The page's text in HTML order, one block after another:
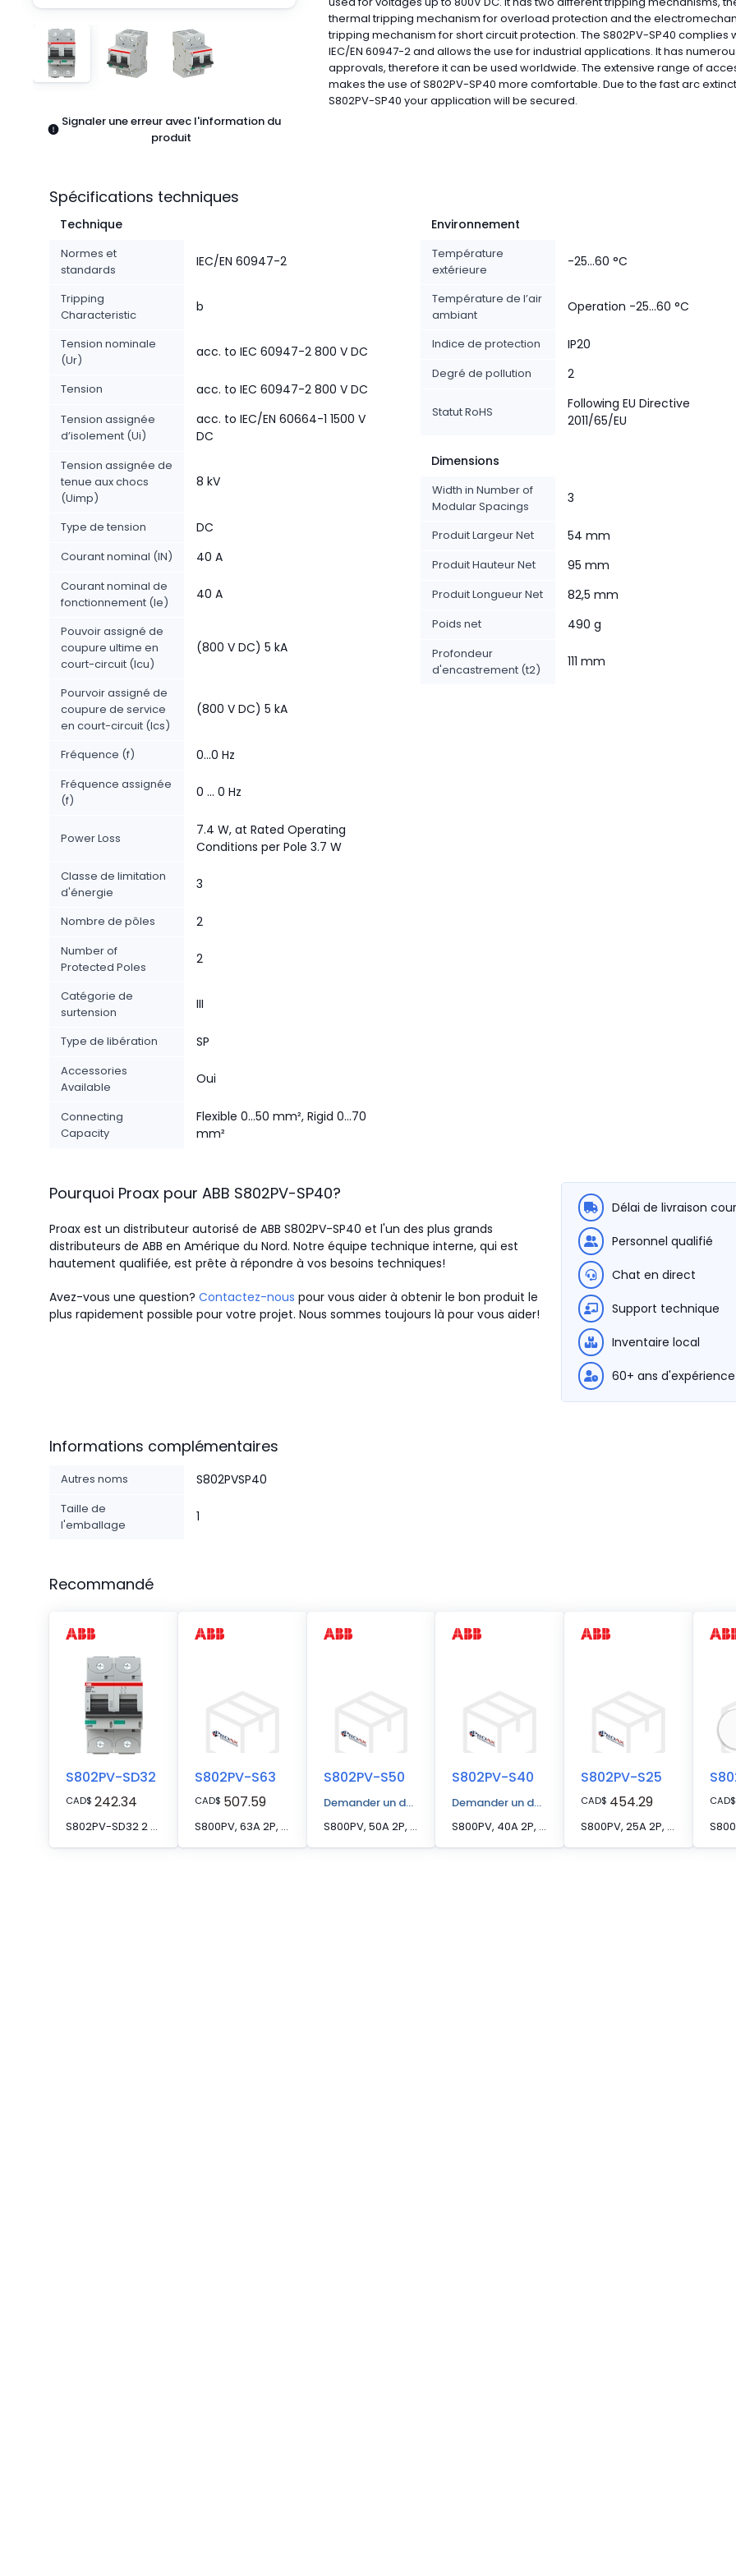
Pneumatiques
Produits d'alimentation
Relais
Robotique
Capteurs et vision industrielle
Blocs terminauxSignaler une erreur avec l'information du
produit
thermal tripping mechanism for overload protection and the
tripping mechanism for short circuit protection. The S802PV-SP40 complies
IEC/EN 60947-2 and allows the use for industrial applications. It has
approvals, therefore it can be used worldwide. The extensive range of
makes the use of S802PV-SP40 more comfortable. Due to the fast arc
S802PV-SP40 your application will be secured.
Spécifications techniques
Technique
Normes et
standards
IEC/EN 60947-2
Tripping
Characteristic
b
Tension nominale
(Ur)
acc. to IEC 60947-2 800 V DC
Tension acc. to IEC 60947-2 800 V DC
Tension assignée
d’isolement (Ui)
acc. to IEC/EN 60664-1 1500 V
DC
Tension assignée de
tenue aux chocs
(Uimp)
8 kV
Type de tension DC
Courant nominal (IN) 40 A
Courant nominal de
fonctionnement (Ie)
40 A
Pouvoir assigné de
coupure ultime en
court-circuit (Icu)
(800 V DC) 5 kA
Pourvoir assigné de
coupure de service
en court-circuit (Ics)
(800 V DC) 5 kA
Fréquence (f) 0...0 Hz
Fréquence assignée
(f)
0 ... 0 Hz
Power Loss
7.4 W, at Rated Operating
Conditions per Pole 3.7 W
Classe de limitation
d'énergie
3
Nombre de pôles 2
Number of
Protected Poles
2
Catégorie de
surtension
III
Type de libération SP
Accessories
Available
Oui
Connecting
Capacity
Flexible 0...50 mm², Rigid 0...70
mm²
Environnement
Température
extérieure
-25...60 °C
Température de l’air
ambiant
Operation -25...60 °C
Indice de protection IP20
Degré de pollution 2
Statut RoHS
Following EU Directive
2011/65/EU
Dimensions
Width in Number of
Modular Spacings
3
Produit Largeur Net 54 mm
Produit Hauteur Net 95 mm
Produit Longueur Net 82,5 mm
Poids net 490 g
Profondeur
d'encastrement (t2)
111 mm
Pourquoi Proax pour ABB S802PV-SP40?
Proax est un distributeur autorisé de ABB S802PV-SP40 et l'un des plus grands
distributeurs de ABB en Amérique du Nord. Notre équipe technique interne, qui est
hautement qualifiée, est prête à répondre à vos besoins techniques!
Avez-vous une question? Contactez-nous pour vous aider à obtenir le bon produit le
plus rapidement possible pour votre projet. Nous sommes toujours là pour vous aider!
Délai de livraison
Personnel qualifié
Chat en direct
Support technique
Inventaire local
60+ ans d'expérience
Informations complémentaires
Autres noms S802PVSP40
Taille de
l'emballage
1
Recommandé
S802PV-SD32
CAD$ 242.34
S802PV-SD32 2 Pole DC main switch 32A 1.5kA 800VDC DC main switch
S802PV-S63
CAD$ 507.59
S800PV, 63A 2P, S CURVE IEC
S802PV-S50
Demander un devis
S800PV, 50A 2P, S CURVE IEC
S802PV-S40
Demander un devis
S800PV, 40A 2P, S CURVE IEC
S802PV-S25
CAD$ 454.29
S800PV, 25A 2P, S CURVE IEC
CAD$